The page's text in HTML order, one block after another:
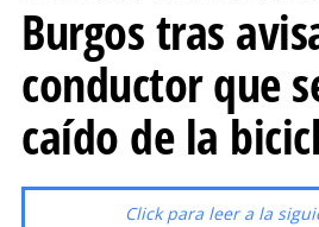
Burgos tras
conductor que
caído de la
Click para leer a la